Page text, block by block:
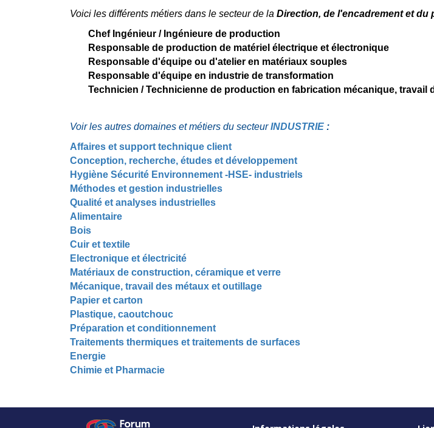
Voici les différents métiers dans le secteur de la Direction, de l'encadrement et
Chef Ingénieur / Ingénieure de production
Responsable de production de matériel électrique et électronique
Responsable d'équipe ou d'atelier en matériaux souples
Responsable d'équipe en industrie de transformation
Technicien / Technicienne de production en fabrication mécanique, travail
Voir les autres domaines et métiers du secteurINDUSTRIE :
Affaires et support technique client
Conception, recherche, études et développement
Hygiène Sécurité Environnement -HSE- industriels
Méthodes et gestion industrielles
Qualité et analyses industrielles
Alimentaire
Bois
Cuir et textile
Electronique et électricité
Matériaux de construction, céramique et verre
Mécanique, travail des métaux et outillage
Papier et carton
Plastique, caoutchouc
Préparation et conditionnement
Traitements thermiques et traitements de surfaces
Energie
Chimie et Pharmacie